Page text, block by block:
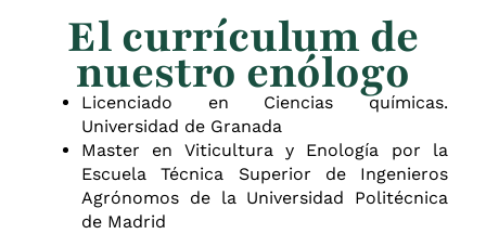
El currículum de
nuestro enólogo
Licenciado en Ciencias químicas.
Universidad de Granada
Master en Viticultura y Enología por la
Escuela Técnica Superior de Ingenieros
Agrónomos de la Universidad Politécnica
de Madrid